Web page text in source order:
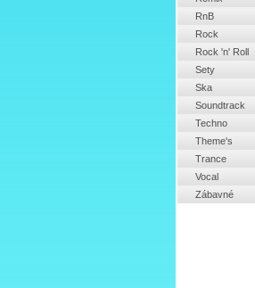
RnB
Rock
Rock 'n' Roll
Sety
Ska
Soundtrack
Techno
Theme's
Trance
Vocal
Zábavné